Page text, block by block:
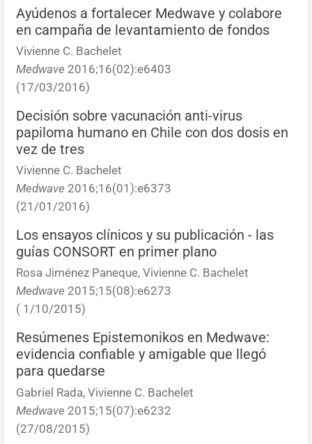
Comité editorial
Resúmenes de congresos
Noticias
Ayúdenos a fortalecer Medwave y colabore
en campaña de levantamiento de fondos
Vivienne C. Bachelet
Medwave 2016;16(02):e6403
(17/03/2016)
Decisión sobre vacunación anti-virus
papiloma humano en Chile con dos dosis en
vez de tres
Vivienne C. Bachelet
Medwave 2016;16(01):e6373
(21/01/2016)
Los ensayos clínicos y su publicación - las
guías CONSORT en primer plano
Rosa Jiménez Paneque, Vivienne C. Bachelet
Medwave 2015;15(08):e6273
( 1/10/2015)
Resúmenes Epistemonikos en Medwave:
evidencia confiable y amigable que llegó
para quedarse
Gabriel Rada, Vivienne C. Bachelet
Medwave 2015;15(07):e6232
(27/08/2015)